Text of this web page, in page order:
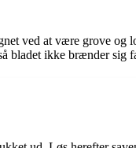
ved at være grove
bladet ikke brænder sig